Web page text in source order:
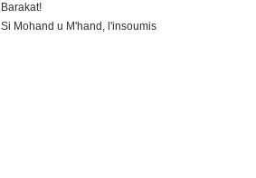
Barakat!
Si Mohand u M'hand, l'insoumis